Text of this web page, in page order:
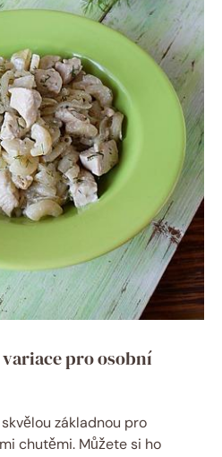
pro osobní
základnou pro
chutěmi. Můžete si ho